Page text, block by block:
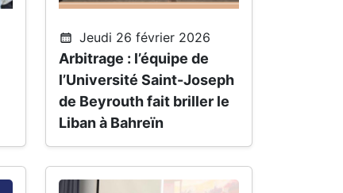
Jeudi 26 février 2026
Arbitrage : l’équipe de
l’Université Saint-Joseph
de Beyrouth fait briller le
Liban à Bahreïn